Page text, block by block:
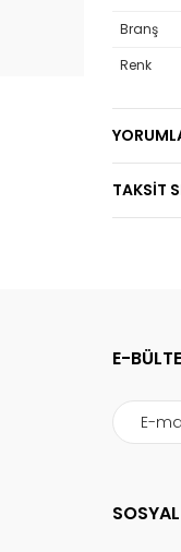
Branş
Renk
TAKSİT
E-